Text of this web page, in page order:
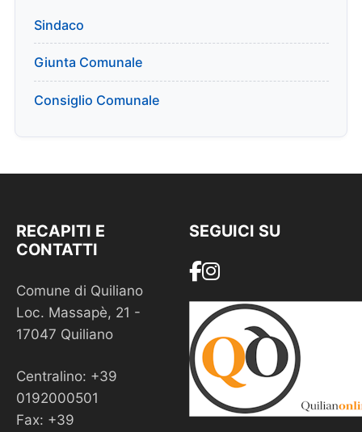
Sindaco
Giunta Comunale
Consiglio Comunale
RECAPITI E
CONTATTI
Comune di Quiliano
Loc. Massapè, 21 -
17047 Quiliano
Centralino: +39
0192000501
Fax: +39
SEGUICI SU